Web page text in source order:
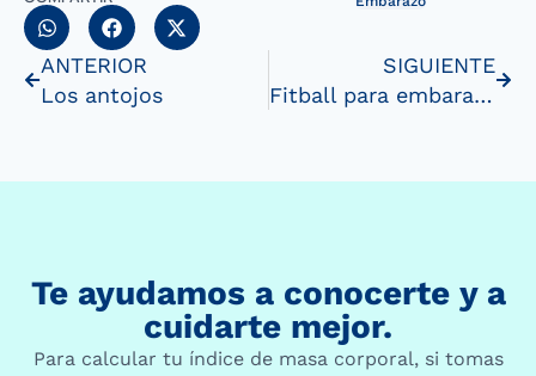
ANTERIOR
Los antojos
SIGUIENTE
Fitball para embarazadas (II)
Te ayudamos a conocerte y a
cuidarte mejor.
Para calcular tu índice de masa corporal, si tomas